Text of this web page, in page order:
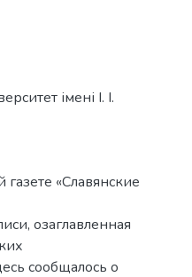
імені І. І.
«Славянские
озаглавленная
сообщалось о